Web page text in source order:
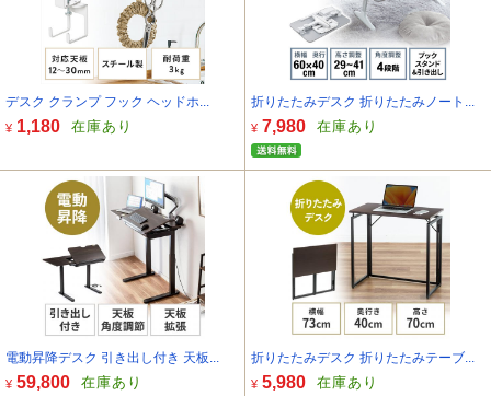
デスク クランプ フック ヘッドホ...
¥ 1,180 在庫あり
折りたたみデスク 折りたたみノート...
¥ 7,980 在庫あり
電動昇降デスク 引き出し付き 天板...
¥ 59,800 在庫あり
折りたたみデスク 折りたたみテーブ...
¥ 5,980 在庫あり